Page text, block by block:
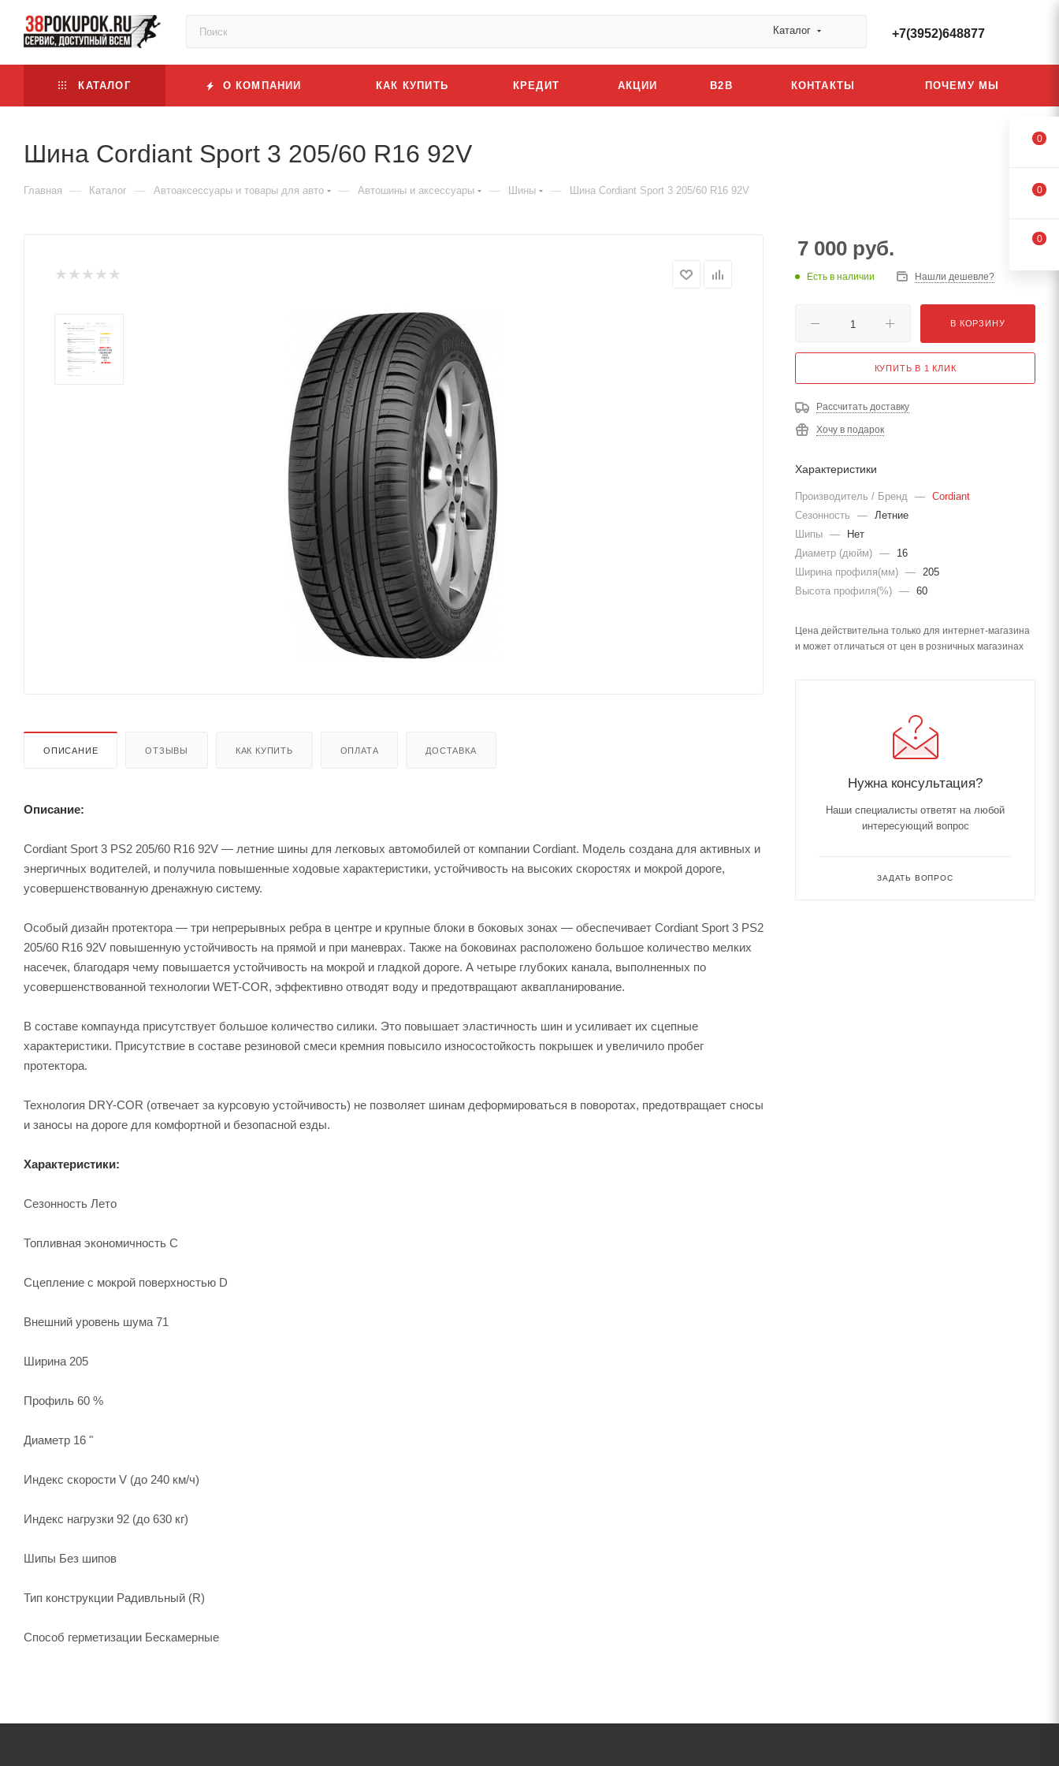
Каталог +7(3952)648877
КАТАЛОГ О КОМПАНИИ КАК КУПИТЬ КРЕДИТ АКЦИИ B2B КОНТАКТЫ ПОЧЕМУ МЫ
Шина Cordiant Sport 3 205/60 R16 92V
Главная — Каталог — Автоаксессуары и товары для авто — Автошины и аксессуары — Шины — Шина Cordiant Sport 3 205/60 R16 92V
ОПИСАНИЕ ОТЗЫВЫ КАК КУПИТЬ ОПЛАТА ДОСТАВКА
Описание:
Cordiant Sport 3 PS2 205/60 R16 92V — летние шины для легковых автомобилей от компании Cordiant. Модель создана для активных и
энергичных водителей, и получила повышенные ходовые характеристики, устойчивость на высоких скоростях и мокрой дороге,
усовершенствованную дренажную систему.
Особый дизайн протектора — три непрерывных ребра в центре и крупные блоки в боковых зонах — обеспечивает Cordiant Sport 3 PS2
205/60 R16 92V повышенную устойчивость на прямой и при маневрах. Также на боковинах расположено большое количество мелких
насечек, благодаря чему повышается устойчивость на мокрой и гладкой дороге. А четыре глубоких канала, выполненных по
усовершенствованной технологии WET-COR, эффективно отводят воду и предотвращают аквапланирование.
В составе компаунда присутствует большое количество силики. Это повышает эластичность шин и усиливает их сцепные
характеристики. Присутствие в составе резиновой смеси кремния повысило износостойкость покрышек и увеличило пробег
протектора.
Технология DRY-COR (отвечает за курсовую устойчивость) не позволяет шинам деформироваться в поворотах, предотвращает сносы
и заносы на дороге для комфортной и безопасной езды.
Характеристики:
Сезонность Лето
Топливная экономичность C
Сцепление с мокрой поверхностью D
Внешний уровень шума 71
Ширина 205
Профиль 60 %
Диаметр 16 "
Индекс скорости V (до 240 км/ч)
Индекс нагрузки 92 (до 630 кг)
Шипы Без шипов
Тип конструкции Радивльный (R)
Способ герметизации Бескамерные
7 000 руб.
Есть в наличии Нашли дешевле?
В КОРЗИНУ
КУПИТЬ В 1 КЛИК
Рассчитать доставку
Хочу в подарок
Характеристики
Производитель / Бренд — Cordiant
Сезонность
— Летние
Шипы —
Нет
Диаметр (дюйм) —
16
Ширина профиля(мм) — 205
Высота профиля(%) — 60
Цена действительна только для интернет-магазина
и может отличаться от цен в розничных магазинах
Нужна консультация?
Наши специалисты ответят на любой
интересующий вопрос
ЗАДАТЬ ВОПРОС
0
0
0